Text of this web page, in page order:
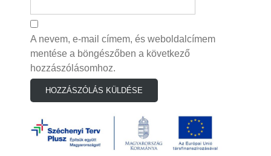
A nevem, e-mail címem, és weboldalcímem
mentése a böngészőben a következő
hozzászólásomhoz.